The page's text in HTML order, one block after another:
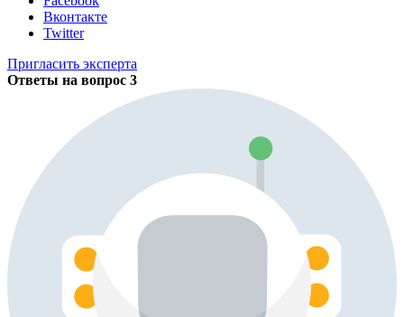
Вконтакте
Twitter
Пригласить эксперта
Ответы на вопрос 3